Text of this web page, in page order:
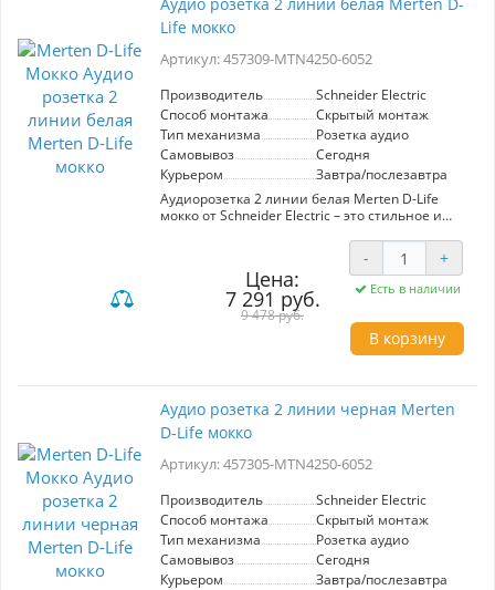
эксплуатацию. Простота монтажа и
эксплуатации делает аудио розетку
Надежный бренд Schneider Electric
безопасности, что добавляет уверенности в
выборе этой модели.
Аудио розетка 2 линии белая Merten D-
Life мокко
Артикул: 457309-MTN4250-6052
Производитель
Schneider Electric
Способ монтажа
Скрытый монтаж
Тип механизма
Розетка аудио
Самовывоз
Сегодня
Курьером
Завтра/послезавтра
Аудиорозетка 2 линии белая Merten D-Life
мокко от Schneider Electric – это стильное и
аудиоустройств в вашем доме или офисе.
Артикул 457309-MTN4250-6052 представляет
собой розетку аудио, выполненную в
современном цвете мокко, который
гармонично впишется в любой интерьер.
Удобный механизм позволяет легко
подключать и disconnect устройства,
звука. Продукция от Schneider Electric
делает эту аудиорозетку отличным выбором
для людей, ценящих как эстетику, так и
звук и стильный дизайн в своем пространстве
Цена:
7 291 руб.
9 478 руб.
- +
Есть в наличии
В корзину
Аудио розетка 2 линии черная Merten
D-Life мокко
Артикул: 457305-MTN4250-6052
Производитель
Schneider Electric
Способ монтажа
Скрытый монтаж
Тип механизма
Розетка аудио
Самовывоз
Сегодня
Курьером
Завтра/послезавтра